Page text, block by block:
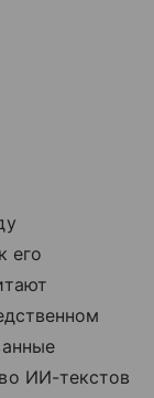
его
ИИ-текстов